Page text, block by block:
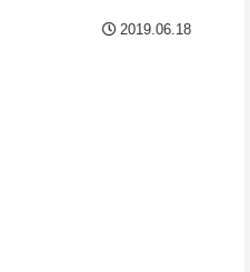
2019.06.18